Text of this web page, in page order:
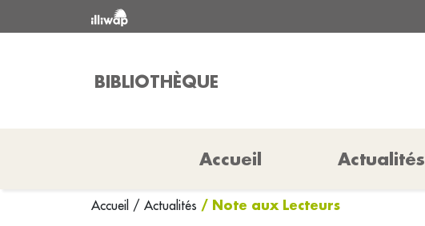
BIBLIOTHÈQUE
Accueil Actualités
Accueil / Actualités / Note aux Lecteurs